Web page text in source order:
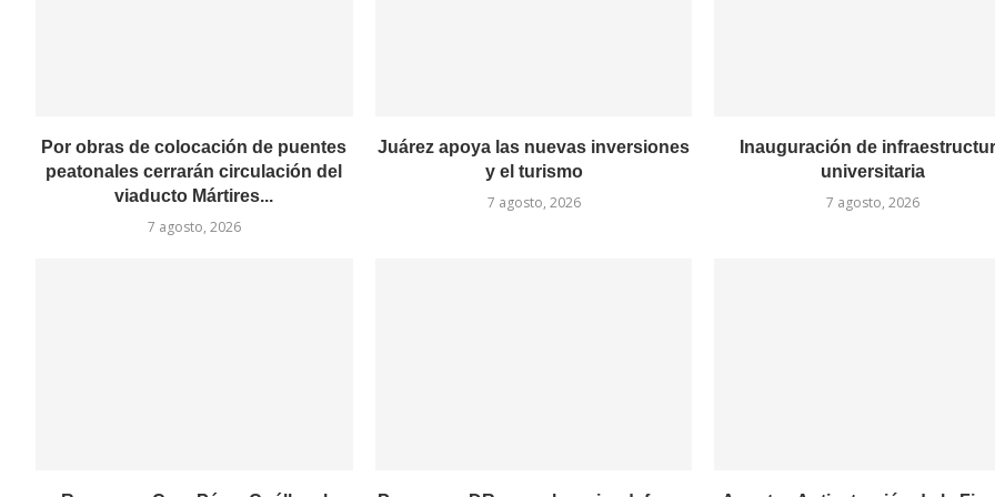
Por obras de colocación de puentes
peatonales cerrarán circulación del
viaducto Mártires...
7 agosto, 2026
Juárez apoya las nuevas inversiones
y el turismo
7 agosto, 2026
Inauguración de
universitaria
7 agosto, 2026